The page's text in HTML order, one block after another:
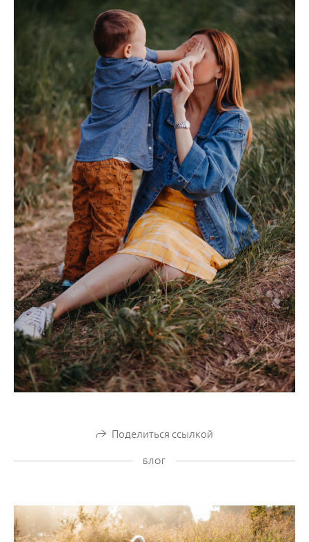
Поделиться ссылкой
БЛОГ